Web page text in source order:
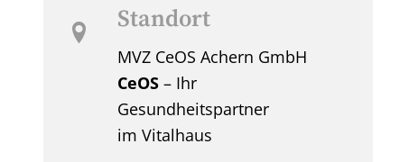
Standort
MVZ CeOS Achern GmbH
CeOS – Ihr
Gesundheitspartner
im Vitalhaus